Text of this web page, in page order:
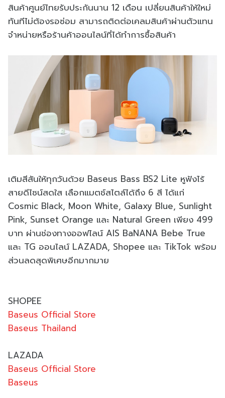
สินค้าศูนย์ไทยรับประกันนาน 12 เดือน เปลี่ยนสินค้าให้ใหม่
ทันทีไม่ต้องรอซ่อม สามารถติดต่อเคลมสินค้าผ่านตัวแทน
จำหน่ายหรือร้านค้าออนไลน์ที่ได้ทำการซื้อสินค้า
เติมสีสันให้ทุกวันด้วย Baseus Bass BS2 Lite หูฟังไร้
สายดีไซน์สดใส เลือกแมตช์สไตล์ได้ถึง 6 สี ได้แก่
Cosmic Black, Moon White, Galaxy Blue, Sunlight
Pink, Sunset Orange และ Natural Green เพียง 499
บาท ผ่านช่องทางออฟไลน์ AIS BaNANA Bebe True
และ TG ออนไลน์ LAZADA, Shopee และ TikTok พร้อม
ส่วนลดสุดพิเศษอีกมากมาย
SHOPEE
Baseus Official Store
Baseus Thailand
LAZADA
Baseus Official Store
Baseus